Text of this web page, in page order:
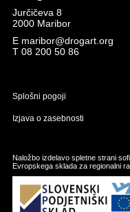
Jurčičeva 8
2000 Maribor
E maribor@drogart.org
T 08 200 50 86
Splošni pogoji
Izjava o zasebnosti
Naložbo izdelavo spletne strani
Evropskega sklada za regionalni